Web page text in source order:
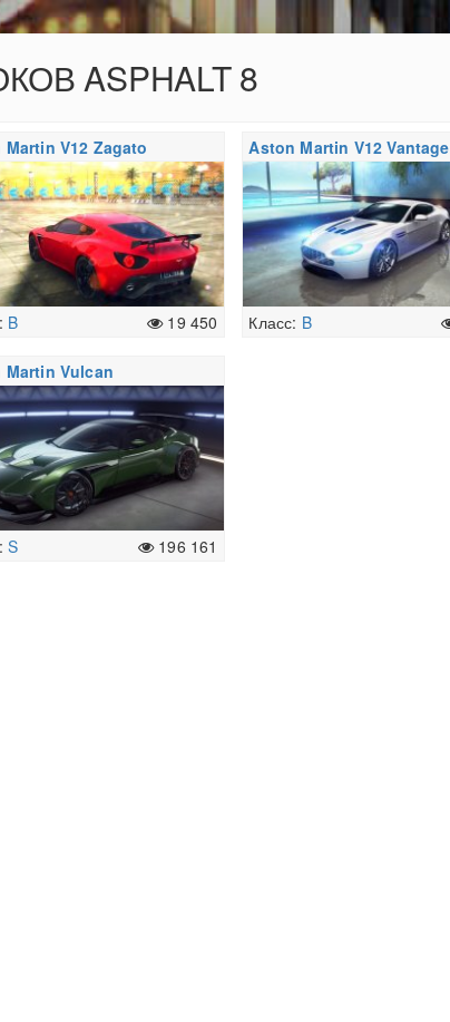
ASPHALT 8
V12 Zagato
B 19 450
Aston Martin V12 Vantage
Класс: B
Martin Vulcan
S 196 161